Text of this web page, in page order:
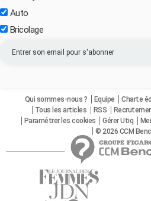
Auto
Bricolage
Qui sommes-nous ? Equipe Charte
Tous les articles
RSS
Paramétrer les cookies
Gérer Utiq
© 2026 CCM